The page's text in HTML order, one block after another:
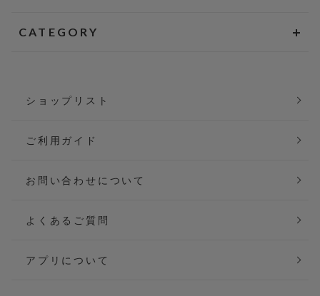
CATEGORY
ショップリスト
ご利用ガイド
お問い合わせについて
よくあるご質問
アプリについて